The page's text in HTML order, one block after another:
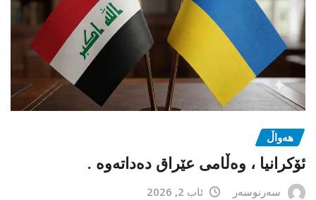
هەواڵ
ئۆکرانیا ، وەڵامی عێراق دەداتەوە .
سەرنوسەر ئاب 2, 2026